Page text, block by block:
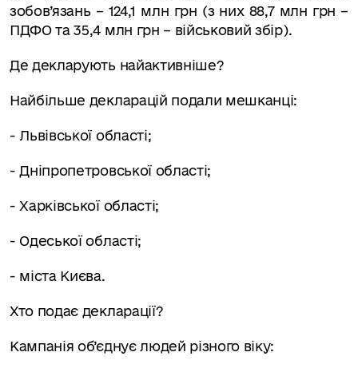
зобов’язань – 124,1 млн грн (з них 88,7 млн грн –
ПДФО та 35,4 млн грн – військовий збір).
Де декларують найактивніше?
Найбільше декларацій подали мешканці:
- Львівської області;
- Дніпропетровської області;
- Харківської області;
- Одеської області;
- міста Києва.
Хто подає декларації?
Кампанія об’єднує людей різного віку: